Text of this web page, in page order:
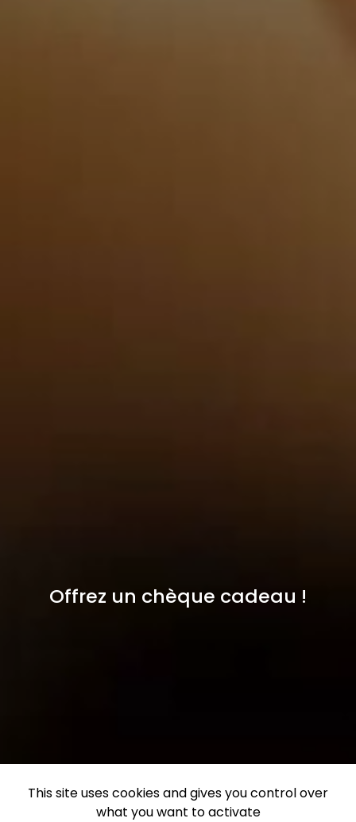
Offrez un chèque cadeau !
This site uses cookies and gives you control over
what you want to activate